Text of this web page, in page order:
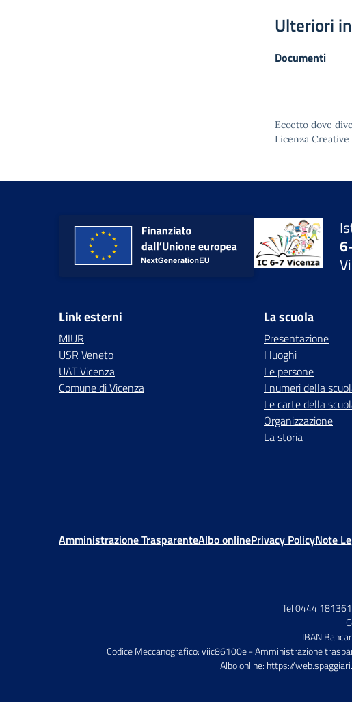
Ulteriori
Documenti
Eccetto dove
Licenza
Link esterni
MIUR
USR Veneto
UAT Vicenza
Comune di Vicenza
La scuola
Presentazione
I luoghi
Le persone
I numeri della
Le carte della
Organizzazione
La storia
Amministrazione TrasparenteAlbo onlinePrivacy PolicyNote
Tel 0444
IBAN
Codice Meccanografico: viic86100e- Amministrazione
Albo online: https://